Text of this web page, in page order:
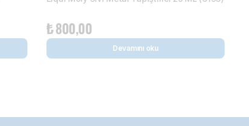
₺800,00
Devamını oku